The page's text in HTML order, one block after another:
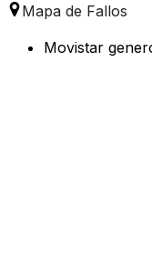
Mapa de Fallos
Movistar